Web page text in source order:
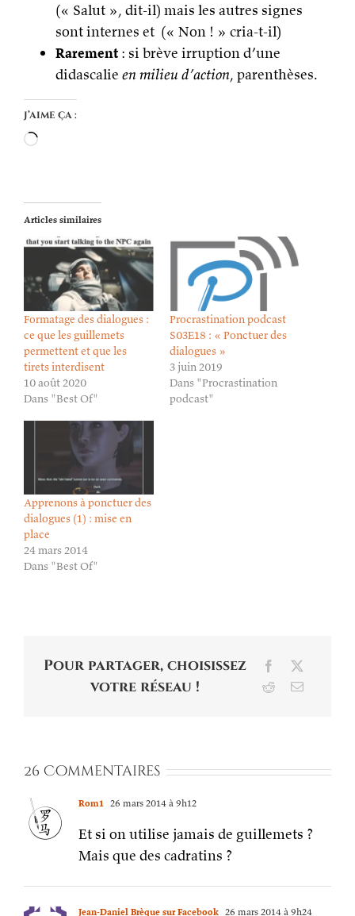
(« Salut », dit-il) mais les autres signes
sont internes et (« Non ! » cria-t-il)
Rarement : si brève irruption d’une
didascalie en milieu d’action, parenthèses.
J’aime ça :
Chargement…
Articles similaires
Formatage des dialogues :
ce que les guillemets
permettent et que les
tirets interdisent
10 août 2020
Dans "Best Of"
Procrastination podcast
S03E18 : « Ponctuer des
dialogues »
3 juin 2019
Dans "Procrastination
podcast"
Apprenons à ponctuer des
dialogues (1) : mise en
place
24 mars 2014
Dans "Best Of"
Pour partager, choisissez
votre réseau !
Facebook
RedditEmail
26 Commentaires
Rom1 26 mars 2014 à 9h12
Et si on utilise jamais de guillemets ?
Mais que des cadratins ?
Jean-Daniel Brèque sur Facebook 26 mars 2014 à 9h24